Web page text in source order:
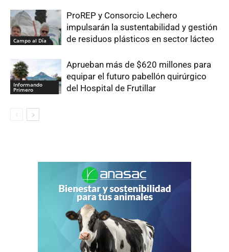
Campo al Día
ProREP y Consorcio Lechero
impulsarán la sustentabilidad y gestión
de residuos plásticos en sector lácteo
Informando
Primero
Aprueban más de $620 millones para
equipar el futuro pabellón quirúrgico
del Hospital de Frutillar